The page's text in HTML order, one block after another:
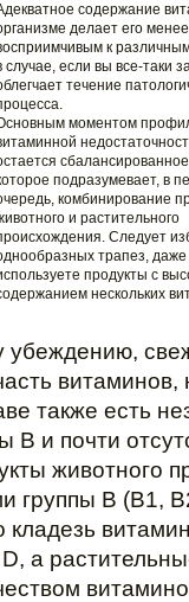
содержание
делает его менее
к
случае, если вы все-таки
течение
моментом
подразумевает, в
комбинирование
и растительного
Следует
трапез,
продукты с
нескольких
убеждению,
витаминов,
также есть
В и почти
животного
группы В (В1,
кладезь
а